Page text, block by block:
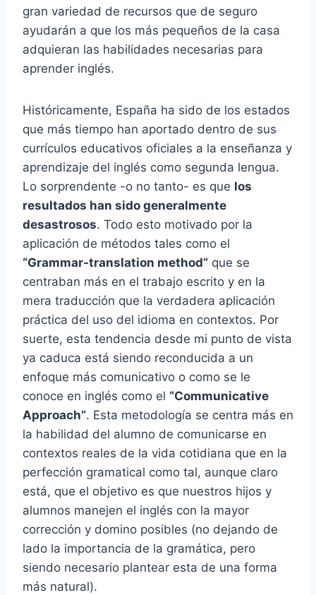
gran variedad de recursos que de seguro
ayudarán a que los más pequeños de la casa
adquieran las habilidades necesarias para
aprender inglés.
Históricamente, España ha sido de los estados
que más tiempo han aportado dentro de sus
currículos educativos oficiales a la enseñanza y
aprendizaje del inglés como segunda lengua.
Lo sorprendente -o no tanto- es que los
resultados han sido generalmente
desastrosos. Todo esto motivado por la
aplicación de métodos tales como el
“Grammar-translation method” que se
centraban más en el trabajo escrito y en la
mera traducción que la verdadera aplicación
práctica del uso del idioma en contextos. Por
suerte, esta tendencia desde mi punto de vista
ya caduca está siendo reconducida a un
enfoque más comunicativo o como se le
conoce en inglés como el “Communicative
Approach”. Esta metodología se centra más en
la habilidad del alumno de comunicarse en
contextos reales de la vida cotidiana que en la
perfección gramatical como tal, aunque claro
está, que el objetivo es que nuestros hijos y
alumnos manejen el inglés con la mayor
corrección y domino posibles (no dejando de
lado la importancia de la gramática, pero
siendo necesario plantear esta de una forma
más natural).